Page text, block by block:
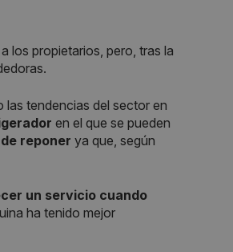
los propietarios, pero, tras la
las tendencias del sector en
en el que se pueden
reponer ya que, según
un servicio cuando
ha tenido mejor